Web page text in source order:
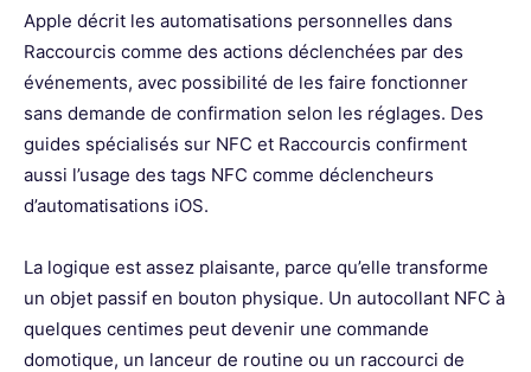
Apple décrit les automatisations personnelles dans
Raccourcis comme des actions déclenchées par des
événements, avec possibilité de les faire fonctionner
sans demande de confirmation selon les réglages. Des
guides spécialisés sur NFC et Raccourcis confirment
aussi l’usage des tags NFC comme déclencheurs
d’automatisations iOS.
La logique est assez plaisante, parce qu’elle transforme
un objet passif en bouton physique. Un autocollant NFC à
quelques centimes peut devenir une commande
domotique, un lanceur de routine ou un raccourci de